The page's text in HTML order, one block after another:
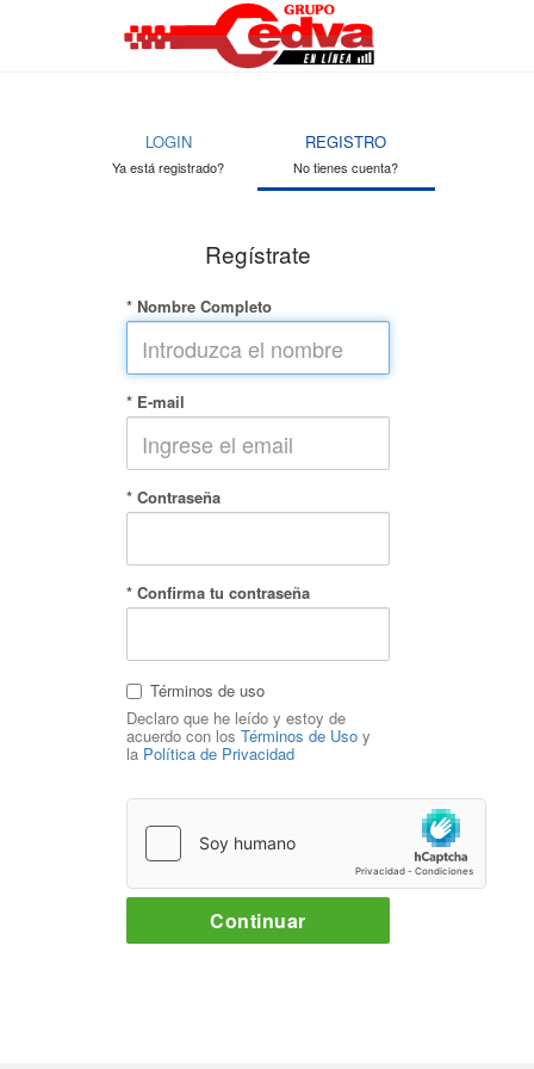
LOGIN
Ya está registrado?
REGISTRO
No tienes cuenta?
Regístrate
* Nombre Completo
* E-mail
* Contraseña
* Confirma tu contraseña
Términos de uso
Declaro que he leído y estoy de
acuerdo con los Términos de Usoy
la Política de Privacidad